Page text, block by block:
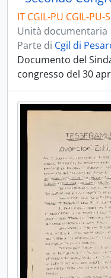
IT CGIL-PU CGIL-
Unità documentaria
Parte di Cgil di
Documento del
congresso del 30